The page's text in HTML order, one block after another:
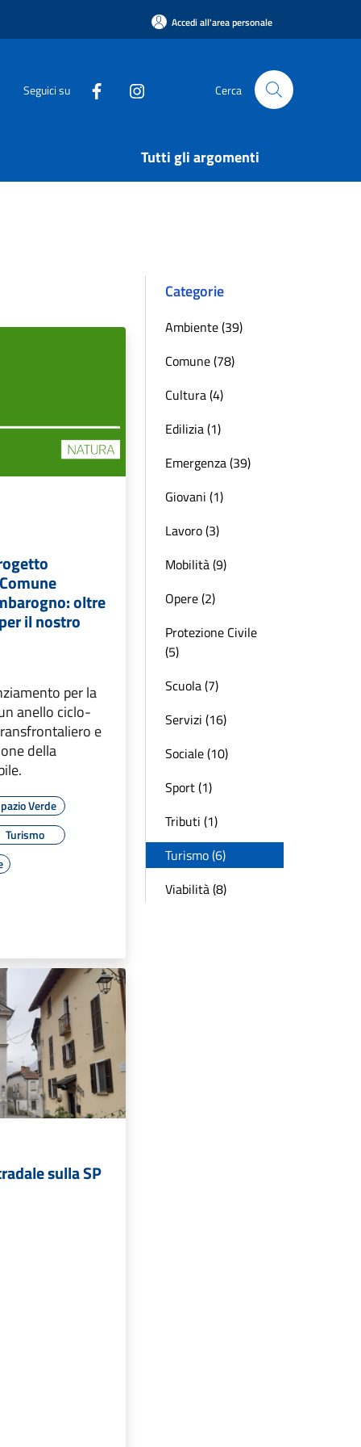
Accedi all'area personale
Seguici su Cerca
Tutti gli argomenti
oltre
il nostro
per la
anello ciclo-
e
della
Verde
Turismo
sulla SP
Categorie
Ambiente (39)
Comune (78)
Cultura (4)
Edilizia (1)
Emergenza (39)
Giovani (1)
Lavoro (3)
Mobilità (9)
Opere (2)
Protezione Civile
(5)
Scuola (7)
Servizi (16)
Sociale (10)
Sport (1)
Tributi (1)
Turismo (6)
Viabilità (8)